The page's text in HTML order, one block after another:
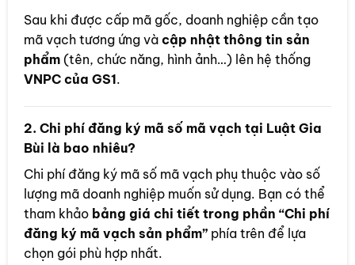
Sau khi được cấp mã gốc, doanh nghiệp cần tạo
mã vạch tương ứng và cập nhật thông tin sản
phẩm(tên, chức năng, hình ảnh…) lên hệ thống
VNPC của GS1.
2. Chi phí đăng ký mã số mã vạch tại Luật Gia
Bùi là bao nhiêu?
Chi phí đăng ký mã số mã vạch phụ thuộc vào số
lượng mã doanh nghiệp muốn sử dụng. Bạn có thể
tham khảo bảng giá chi tiết trong phần “Chi phí
đăng ký mã vạch sản phẩm”phía trên để lựa
chọn gói phù hợp nhất.